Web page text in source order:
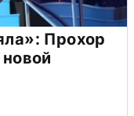
Прохор